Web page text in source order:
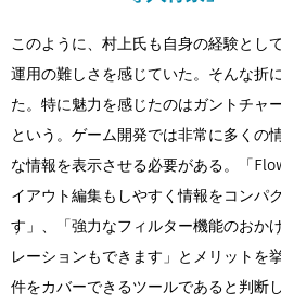
このように、村上氏も自身の経験とし
運用の難しさを感じていた。そんな折
た。特に魅力を感じたのはガントチャ
という。ゲーム開発では非常に多くの
な情報を表示させる必要がある。「
イアウト編集もしやすく情報をコンパ
す」、「強力なフィルター機能のおか
レーションもできます」とメリットを
件をカバーできるツールであると判断